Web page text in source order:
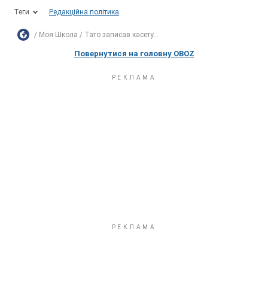
Теги Редакційна політика
Моя Школа Тато записав касету...
Повернутися на головну OBOZ